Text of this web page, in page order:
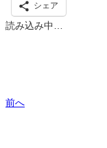
シェア
読み込み中…
前へ